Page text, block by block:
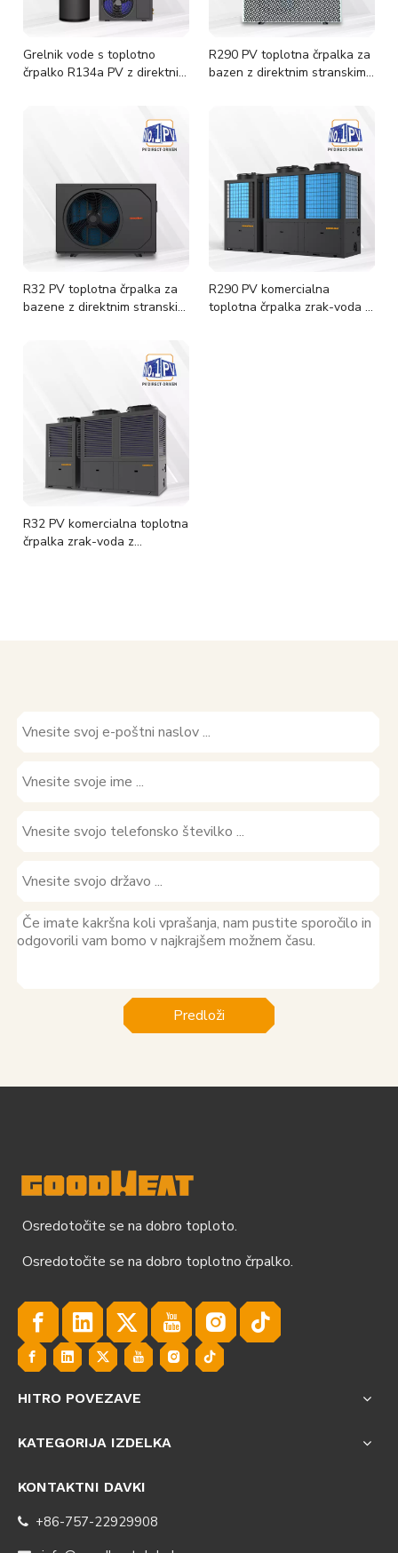
Grelnik vode s toplotno
črpalko R134a PV z direktnim
R290 PV toplotna črpalka za
bazen z direktnim stranskim
R32 PV toplotna črpalka za
bazene z direktnim stranskim
R290 PV komercialna
toplotna črpalka zrak-voda z
R32 PV komercialna toplotna
črpalka zrak-voda z
Predloži
Osredotočite se na dobro toploto.
Osredotočite se na dobro toplotno črpalko.
HITRO POVEZAVE
KATEGORIJA IZDELKA
KONTAKTNI DAVKI
 +86-757-22929908